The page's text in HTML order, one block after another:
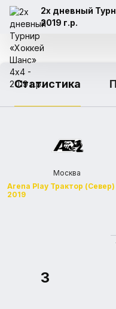
2х дневный
2019 г.р.
Статистика
Москва
Arena Play Трактор (Север)
2019
3